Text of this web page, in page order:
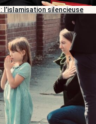
l’islamisation silencieuse